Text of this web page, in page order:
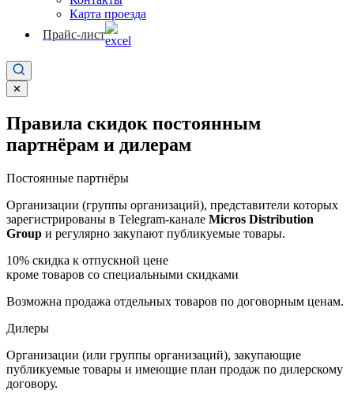
Карта проезда
Прайс-лист
✕
Правила скидок постоянным
партнёрам и дилерам
Постоянные партнёры
Организации (группы организаций), представители которых
зарегистрированы в Telegram-канале Micros Distribution
Group и регулярно закупают публикуемые товары.
10% скидка к отпускной цене
кроме товаров со специальными скидками
Возможна продажа отдельных товаров по договорным ценам.
Дилеры
Организации (или группы организаций), закупающие
публикуемые товары и имеющие план продаж по дилерскому
договору.